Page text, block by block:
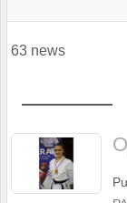
63 news